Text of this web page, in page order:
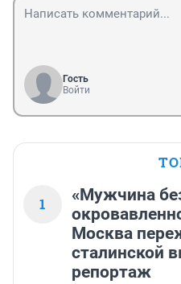
Гость
Войти
1
«Мужчина
Москва
сталинской
репортаж